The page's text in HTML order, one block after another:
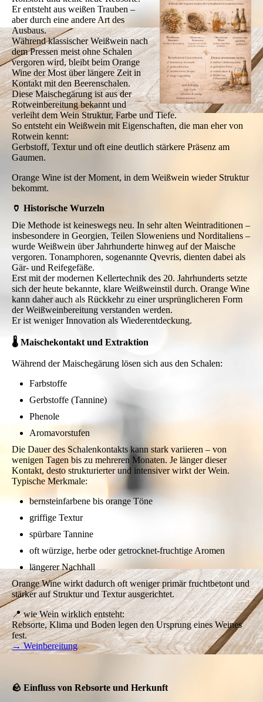
Er entsteht aus weißen Trauben –
aber durch eine andere Art des
Ausbaus.
Während klassischer Weißwein nach
dem Pressen meist ohne Schalen
vergoren wird, bleibt beim Orange
Wine der Most über längere Zeit in
Kontakt mit den Beerenschalen.
Diese Maischegärung ist aus der
Rotweinbereitung bekannt und
verleiht dem Wein Struktur, Farbe und Tiefe.
So entsteht ein Weißwein mit Eigenschaften, die man eher von
Rotwein kennt:
Gerbstoff, Textur und oft eine deutlich stärkere Präsenz am
Gaumen.
Orange Wine ist der Moment, in dem Weißwein wieder Struktur
bekommt.
🏺 Historische Wurzeln
Die Methode ist keineswegs neu. In sehr alten Weintraditionen –
insbesondere in Georgien, Teilen Sloweniens und Norditaliens –
wurde Weißwein über Jahrhunderte hinweg auf der Maische
vergoren. Tonamphoren, sogenannte Qvevris, dienten dabei als
Gär- und Reifegefäße.
Erst mit der modernen Kellertechnik des 20. Jahrhunderts setzte
sich der heute bekannte, klare Weißweinstil durch. Orange Wine
kann daher auch als Rückkehr zu einer ursprünglicheren Form
der Weißweinbereitung verstanden werden.
Er ist weniger Innovation als Wiederentdeckung.
🌡 Maischekontakt und Extraktion
Während der Maischegärung lösen sich aus den Schalen:
Farbstoffe
Gerbstoffe (Tannine)
Phenole
Aromavorstufen
Die Dauer des Schalenkontakts kann stark variieren – von
wenigen Tagen bis zu mehreren Monaten. Je länger dieser
Kontakt, desto strukturierter und intensiver wirkt der Wein.
Typische Merkmale:
bernsteinfarbene bis orange Töne
griffige Textur
spürbare Tannine
oft würzige, herbe oder getrocknet-fruchtige Aromen
längerer Nachhall
Orange Wine wirkt dadurch oft weniger primär fruchtbetont und
stärker auf Struktur und Textur ausgerichtet.
📍 wie Wein wirklich entsteht:
Rebsorte, Klima und Boden legen den Ursprung eines Weines
fest.
→ Weinbereitung
🪨 Einfluss von Rebsorte und Herkunft